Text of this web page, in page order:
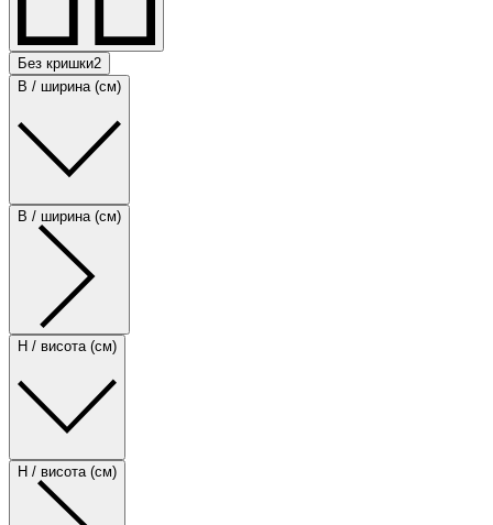
Без кришки2
B / ширина (см)
B / ширина (см)
H / висота (см)
H / висота (см)